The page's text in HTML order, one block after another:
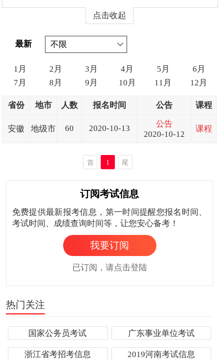
点击收起
最新
1月 2月 3月 4月 5月
6月
7月
8月 9月 10月 11月 12月
省份 地市 人数 报名时间 公告 课程
安徽 地级市 60 2020-10-13
公告
2020-10-12
课程
首
1
尾
订阅考试信息
免费提供最新报考信息，第一时间提醒您报名时间、
考试时间、成绩查询时间等，让您安心备考！
我要订阅
已订阅，请点击登陆
热门关注
国家公务员考试 广东事业单位考试
浙江省考招考信息 2019河南考试信息